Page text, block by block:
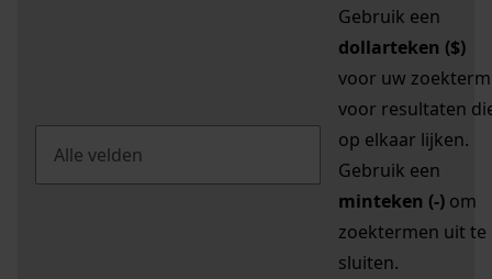
Gebruik een
dollarteken ($)
voor uw zoekterm
voor resultaten
op elkaar lijken.
Gebruik een
minteken (-) om
zoektermen uit te
sluiten.